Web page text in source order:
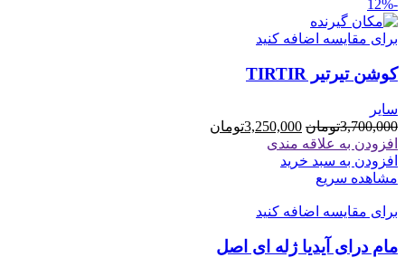
-12%
برای مقایسه اضافه کنید
کوشن تیرتیر TIRTIR
سایر
3,700,000تومان قیمت
اصلی
3,250,000تومان
افزودن به علاقه مندی
افزودن به سبد خرید
مشاهده سریع
برای مقایسه اضافه کنید
مام درای آیدیا ژله ای اصل